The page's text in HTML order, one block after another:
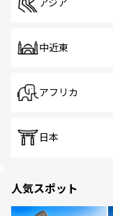
アジア
中近東
アフリカ
日本
人気スポット